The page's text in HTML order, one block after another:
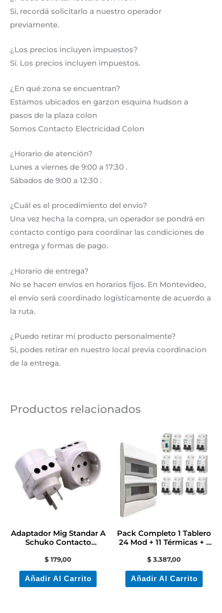
Si, recordá solicitarlo a nuestro operador
previamente.
¿Los precios incluyen impuestos?
Sí. Los precios incluyen impuestos.
¿En qué zona se encuentran?
Estamos ubicados en garzon esquina hudson a
pasos de la plaza colon
Somos Contacto Electricidad Colon
¿Horario de atención?
Lunes a viernes de 9:00 a 17:30 .
Sábados de 9:00 a 12:30 .
¿Cuál es el procedimiento del envío?
Una vez hecha la compra, un operador se pondrá en
contacto contigo para coordinar las condiciones de
entrega y formas de pago.
¿Horario de entrega?
No se hacen envíos en horarios fijos. En Montevideo,
el envío será coordinado logísticamente de acuerdo a
la ruta.
¿Puedo retirar mi producto personalmente?
Si, podes retirar en nuestro local previa coordinacion
de la entrega.
Productos relacionados
Adaptador Mig Standar A
Schuko Contacto
$ 179,00
Añadir Al Carrito
Pack Completo 1 Tablero
24 Mod + 11 Térmicas + 1
$ 3.387,00
Añadir Al Carrito